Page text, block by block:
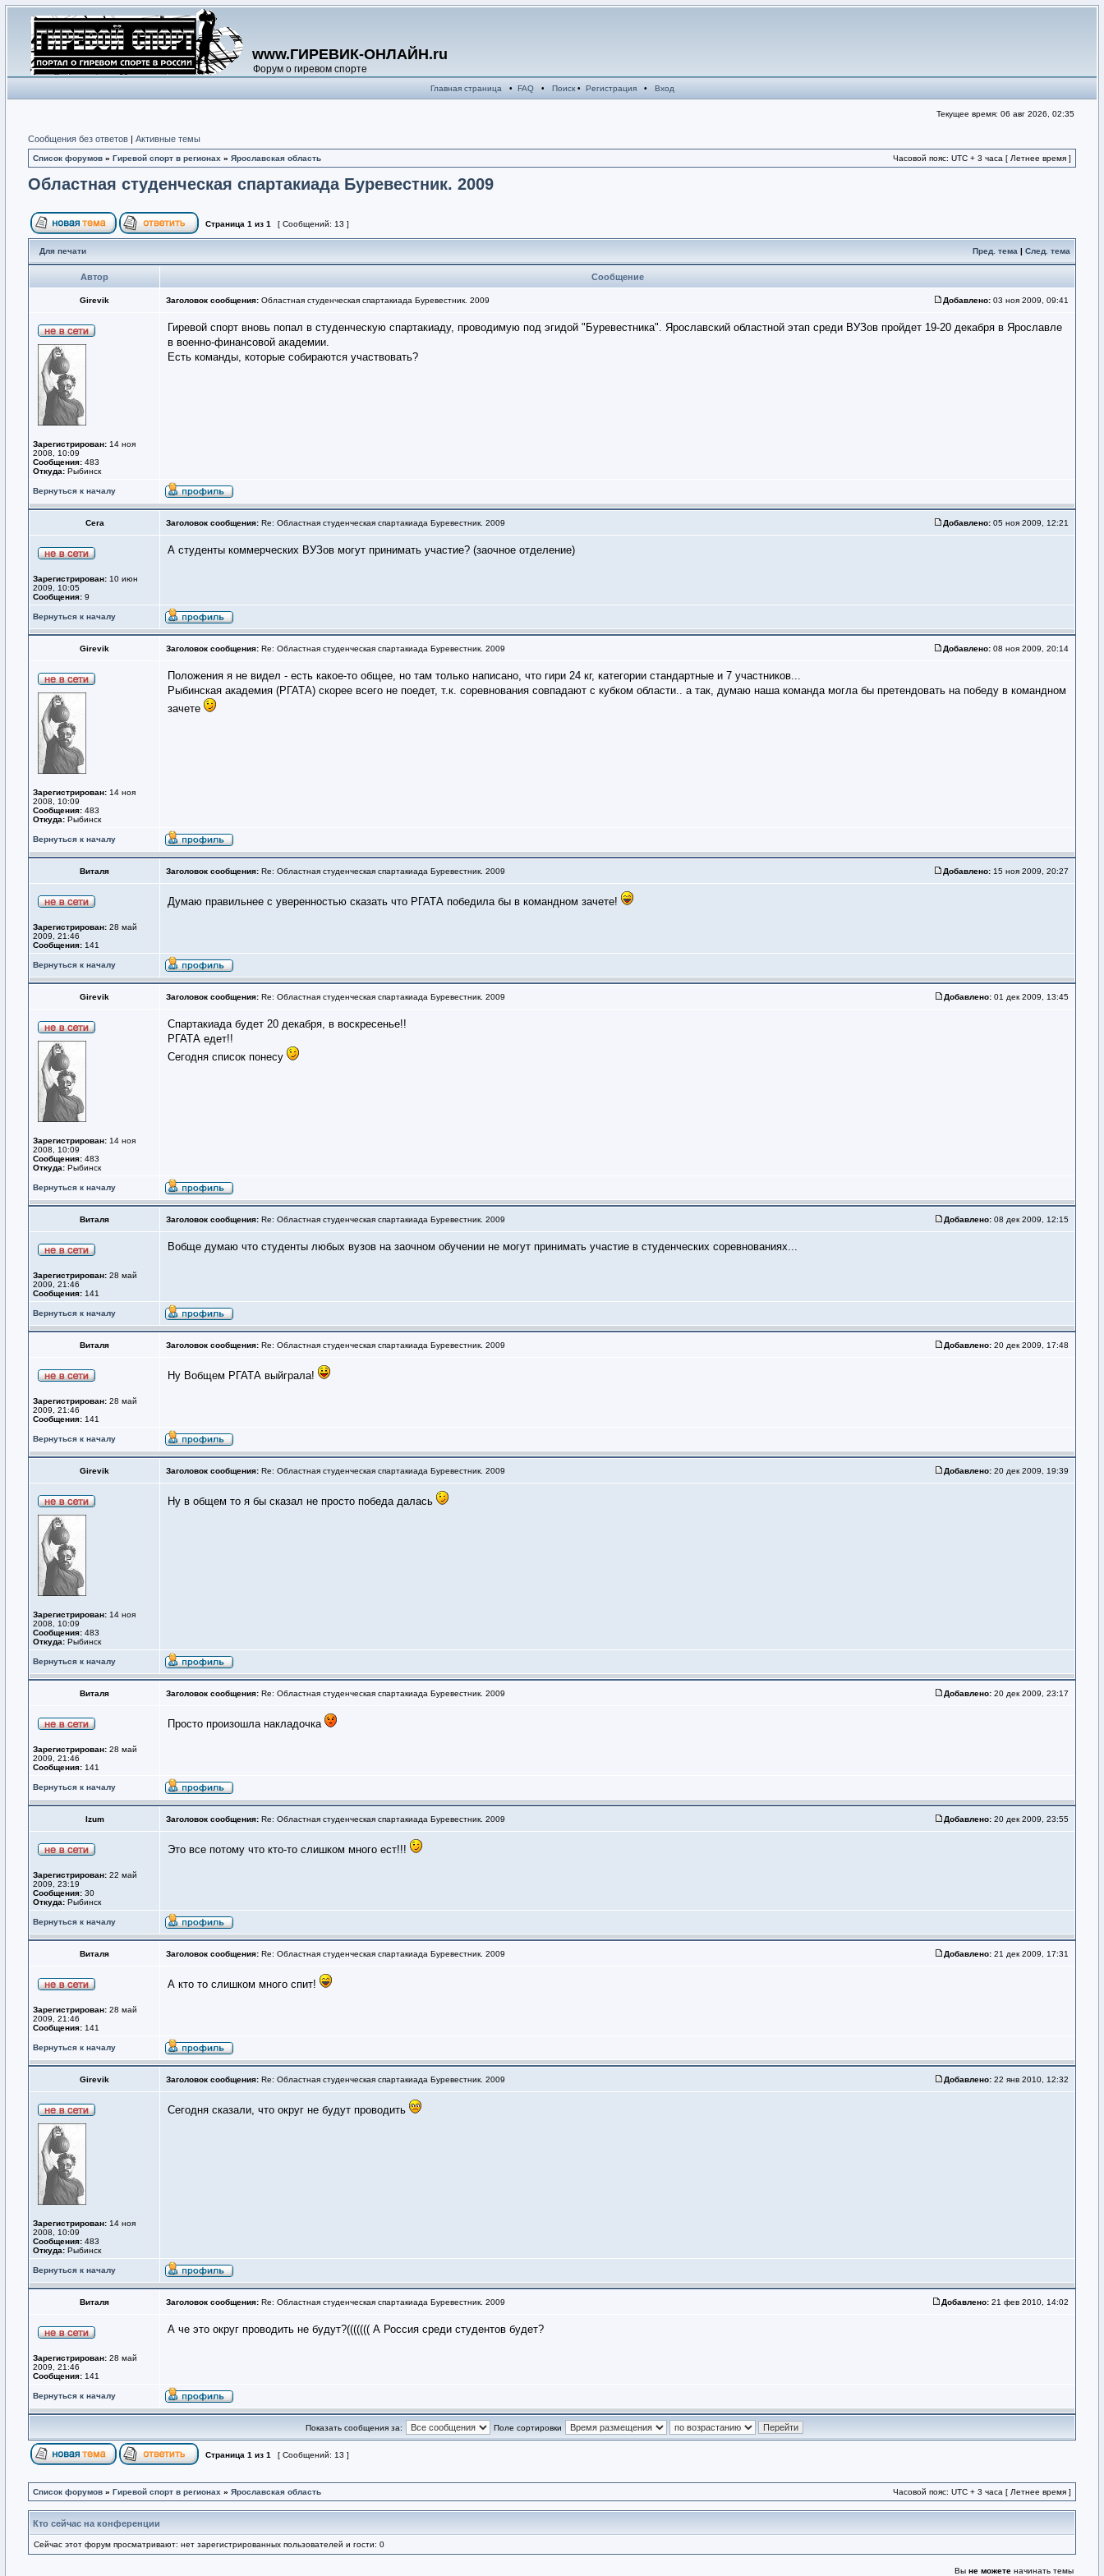
www.ГИРЕВИК-ОНЛАЙН.ru
Форум о гиревом спорте
Главная страница • FAQ• Поиск• Регистрация• Вход
Текущее время: 06 авг 2026, 02:35
Сообщения без ответов | Активные темы
Список форумов » Гиревой спорт в регионах » Ярославская область Часовой пояс: UTC + 3 часа [ Летнее время ]
Областная студенческая спартакиада Буревестник. 2009
Страница 1 из 1 [ Сообщений: 13 ]
Для печати Пред. тема | След. тема
Автор Сообщение
Girevik Заголовок сообщения: Областная студенческая спартакиада Буревестник. 2009 Добавлено: 03 ноя 2009, 09:41
Зарегистрирован: 14 ноя
2008, 10:09
Сообщения: 483
Откуда: Рыбинск
Гиревой спорт вновь попал в студенческую спартакиаду, проводимую под эгидой "Буревестника". Ярославский областной этап среди ВУЗов пройдет 19-20 декабря в Ярославле
в военно-финансовой академии.
Есть команды, которые собираются участвовать?
Вернуться к началу
Сега Заголовок сообщения: Re: Областная студенческая спартакиада Буревестник. 2009 Добавлено: 05 ноя 2009, 12:21
Зарегистрирован: 10 июн
2009, 10:05
Сообщения: 9
А студенты коммерческих ВУЗов могут принимать участие? (заочное отделение)
Вернуться к началу
Girevik Заголовок сообщения: Re: Областная студенческая спартакиада Буревестник. 2009 Добавлено: 08 ноя 2009, 20:14
Зарегистрирован: 14 ноя
2008, 10:09
Сообщения: 483
Откуда: Рыбинск
Положения я не видел - есть какое-то общее, но там только написано, что гири 24 кг, категории стандартные и 7 участников...
Рыбинская академия (РГАТА) скорее всего не поедет, т.к. соревнования совпадают с кубком области.. а так, думаю наша команда могла бы претендовать на победу в командном
зачете
Вернуться к началу
Виталя Заголовок сообщения: Re: Областная студенческая спартакиада Буревестник. 2009 Добавлено: 15 ноя 2009, 20:27
Зарегистрирован: 28 май
2009, 21:46
Сообщения: 141
Думаю правильнее с уверенностью сказать что РГАТА победила бы в командном зачете!
Вернуться к началу
Girevik Заголовок сообщения: Re: Областная студенческая спартакиада Буревестник. 2009 Добавлено: 01 дек 2009, 13:45
Зарегистрирован: 14 ноя
2008, 10:09
Сообщения: 483
Откуда: Рыбинск
Спартакиада будет 20 декабря, в воскресенье!!
РГАТА едет!!
Сегодня список понесу
Вернуться к началу
Виталя Заголовок сообщения: Re: Областная студенческая спартакиада Буревестник. 2009 Добавлено: 08 дек 2009, 12:15
Зарегистрирован: 28 май
2009, 21:46
Сообщения: 141
Вобще думаю что студенты любых вузов на заочном обучении не могут принимать участие в студенческих соревнованиях...
Вернуться к началу
Виталя Заголовок сообщения: Re: Областная студенческая спартакиада Буревестник. 2009 Добавлено: 20 дек 2009, 17:48
Зарегистрирован: 28 май
2009, 21:46
Сообщения: 141
Ну Вобщем РГАТА выйграла!
Вернуться к началу
Girevik Заголовок сообщения: Re: Областная студенческая спартакиада Буревестник. 2009 Добавлено: 20 дек 2009, 19:39
Зарегистрирован: 14 ноя
2008, 10:09
Сообщения: 483
Откуда: Рыбинск
Ну в общем то я бы сказал не просто победа далась
Вернуться к началу
Виталя Заголовок сообщения: Re: Областная студенческая спартакиада Буревестник. 2009 Добавлено: 20 дек 2009, 23:17
Зарегистрирован: 28 май
2009, 21:46
Сообщения: 141
Просто произошла накладочка
Вернуться к началу
Izum Заголовок сообщения: Re: Областная студенческая спартакиада Буревестник. 2009 Добавлено: 20 дек 2009, 23:55
Зарегистрирован: 22 май
2009, 23:19
Сообщения: 30
Откуда: Рыбинск
Это все потому что кто-то слишком много ест!!!
Вернуться к началу
Виталя Заголовок сообщения: Re: Областная студенческая спартакиада Буревестник. 2009 Добавлено: 21 дек 2009, 17:31
Зарегистрирован: 28 май
2009, 21:46
Сообщения: 141
А кто то слишком много спит!
Вернуться к началу
Girevik Заголовок сообщения: Re: Областная студенческая спартакиада Буревестник. 2009 Добавлено: 22 янв 2010, 12:32
Зарегистрирован: 14 ноя
2008, 10:09
Сообщения: 483
Откуда: Рыбинск
Сегодня сказали, что округ не будут проводить
Вернуться к началу
Виталя Заголовок сообщения: Re: Областная студенческая спартакиада Буревестник. 2009 Добавлено: 21 фев 2010, 14:02
Зарегистрирован: 28 май
2009, 21:46
Сообщения: 141
А че это округ проводить не будут?((((((( А Россия среди студентов будет?
Вернуться к началу
Показать сообщения за: Поле сортировки
Страница 1 из 1 [ Сообщений: 13 ]
Список форумов » Гиревой спорт в регионах » Ярославская область Часовой пояс: UTC + 3 часа [ Летнее время ]
Кто сейчас на конференции
Сейчас этот форум просматривают: нет зарегистрированных пользователей и гости: 0
Вы не можете начинать темы